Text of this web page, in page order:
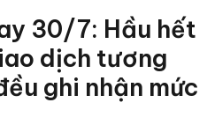
30/7: Hầu hết
dịch tương
ghi nhận mức